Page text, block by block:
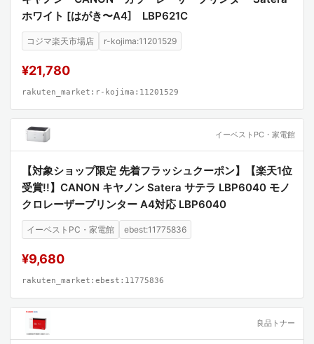
ホワイト [はがき〜A4] LBP621C
コジマ楽天市場店 r-kojima:11201529
¥21,780
rakuten_market:r-kojima:11201529
イーベストPC・家電館
【対象ショップ限定 先着フラッシュクーポン】【楽天1位
受賞!!】CANON キヤノン Satera サテラ LBP6040 モノ
クロレーザープリンター A4対応 LBP6040
イーベストPC・家電館 ebest:11775836
¥9,680
rakuten_market:ebest:11775836
良品トナー